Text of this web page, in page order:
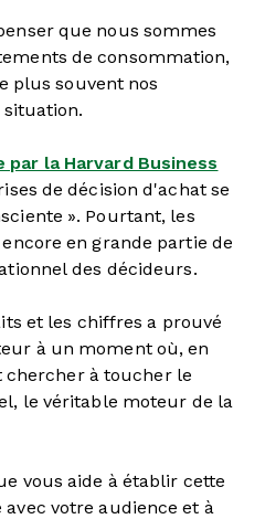
que nous sommes
de consommation,
plus souvent nos
par la Harvard Business
de décision d'achat se
». Pourtant, les
en grande partie de
des décideurs.
et les chiffres a prouvé
à un moment où, en
à toucher le
le véritable moteur de la
vous aide à établir cette
votre audience et à